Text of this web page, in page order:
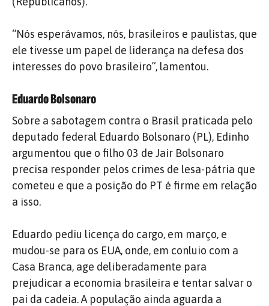
“Nós esperávamos, nós, brasileiros e paulistas, que
ele tivesse um papel de liderança na defesa dos
interesses do povo brasileiro”, lamentou.
Eduardo Bolsonaro
Sobre a sabotagem contra o Brasil praticada pelo
deputado federal Eduardo Bolsonaro (PL), Edinho
argumentou que o filho 03 de Jair Bolsonaro
precisa responder pelos crimes de lesa-pátria que
cometeu e que a posição do PT é firme em relação
a isso.
Eduardo pediu licença do cargo, em março, e
mudou-se para os EUA, onde, em conluio com a
Casa Branca, age deliberadamente para
prejudicar a economia brasileira e tentar salvar o
pai da cadeia. A população ainda aguarda a